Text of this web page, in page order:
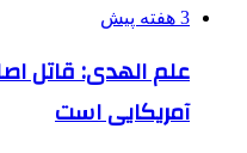
3 هفته پیش
علم الهدی: قاتل
آمریکایی است